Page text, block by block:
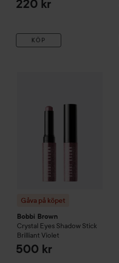
220 kr
KÖP
Gåva på köpet
Bobbi Brown
Crystal Eyes Shadow Stick
Brilliant Violet
500 kr